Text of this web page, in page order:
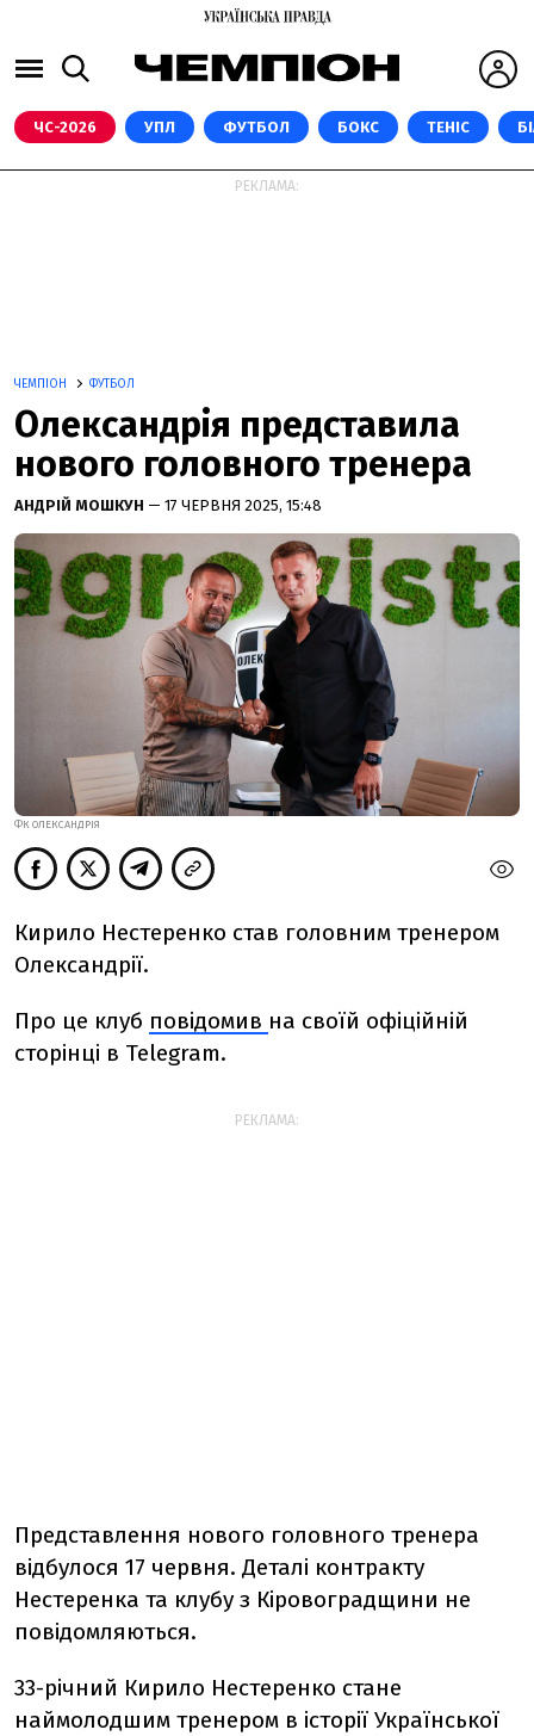
ЧС-2026 УПЛ ФУТБОЛ БОКС ТЕНІС
РЕКЛАМА:
ЧЕМПІОН ФУТБОЛ
Олександрія представила
нового головного тренера
АНДРІЙ МОШКУН — 17 ЧЕРВНЯ 2025, 15:48
ФК ОЛЕКСАНДРІЯ
Кирило Нестеренко став головним тренером
Олександрії.
Про це клуб повідомив на своїй офіційній
сторінці в Telegram.
РЕКЛАМА:
Представлення нового головного тренера
відбулося 17 червня. Деталі контракту
Нестеренка та клубу з Кіровоградщини не
повідомляються.
33-річний Кирило Нестеренко стане
наймолодшим тренером в історії Української